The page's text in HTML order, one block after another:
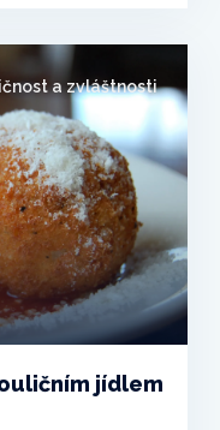
a zvláštnosti
jídlem